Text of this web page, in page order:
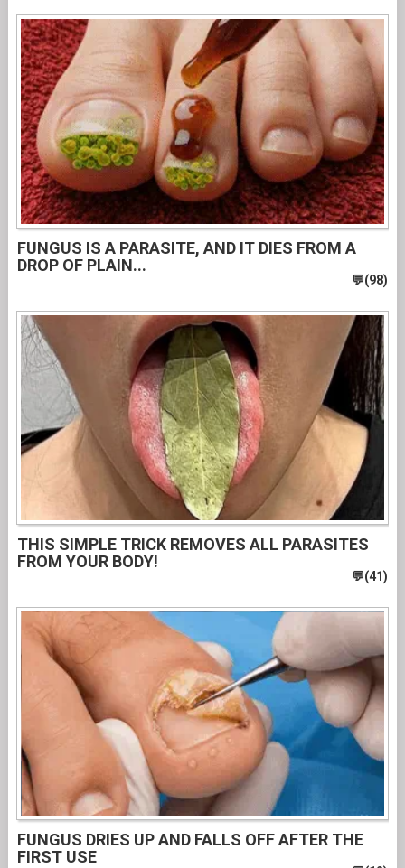
FUNGUS IS A PARASITE, AND IT DIES FROM A
DROP OF PLAIN...
THIS SIMPLE TRICK REMOVES ALL PARASITES
FROM YOUR BODY!
FUNGUS DRIES UP AND FALLS OFF AFTER THE
FIRST USE